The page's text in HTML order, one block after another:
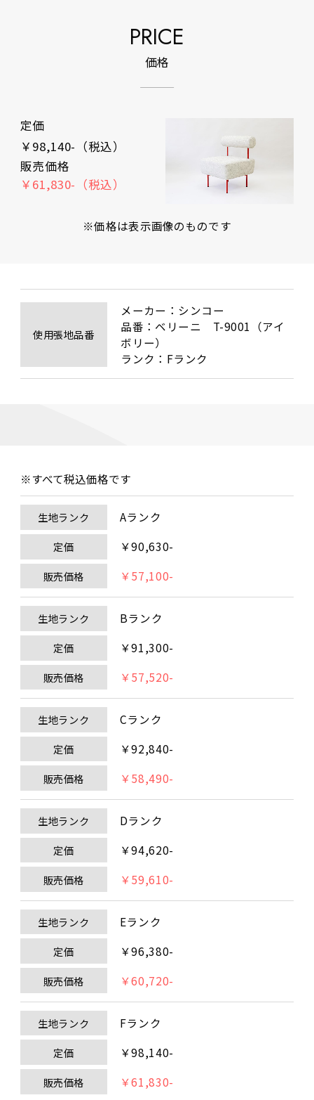
PRICE
価格
定価
￥98,140-（税込）
販売価格
￥61,830-（税込）
※価格は表示画像のものです
使用張地品番
メーカー：シンコー
品番：ベリーニ　T-9001（アイ
ボリー）
ランク：Fランク
※すべて税込価格です
生地ランク Aランク
定価 ￥90,630-
販売価格 ￥57,100-
生地ランク Bランク
定価 ￥91,300-
販売価格 ￥57,520-
生地ランク Cランク
定価 ￥92,840-
販売価格 ￥58,490-
生地ランク Dランク
定価 ￥94,620-
販売価格 ￥59,610-
生地ランク Eランク
定価 ￥96,380-
販売価格 ￥60,720-
生地ランク Fランク
定価 ￥98,140-
販売価格 ￥61,830-